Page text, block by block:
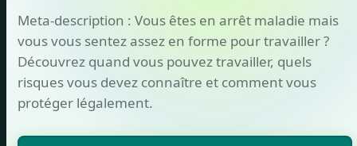
Meta-description : Vous êtes en arrêt maladie mais
vous vous sentez assez en forme pour travailler ?
Découvrez quand vous pouvez travailler, quels
risques vous devez connaître et comment vous
protéger légalement.